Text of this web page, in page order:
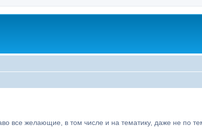
все желающие, в том числе и на тематику, даже не по